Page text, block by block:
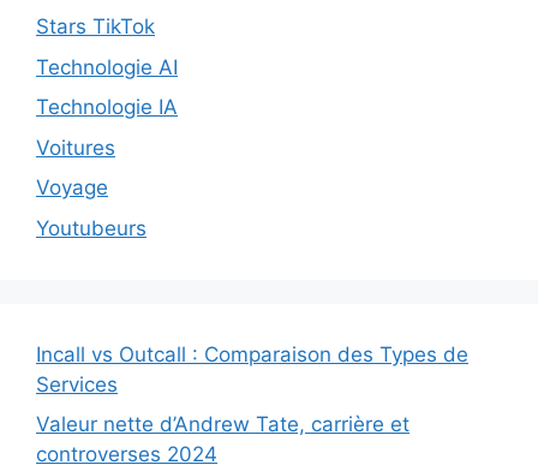
Stars TikTok
Technologie AI
Technologie IA
Voitures
Voyage
Youtubeurs
Incall vs Outcall : Comparaison des Types de
Services
Valeur nette d’Andrew Tate, carrière et
controverses 2024